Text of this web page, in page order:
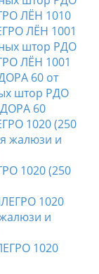
ЛЁН 1010
ЛЁН 1001
60
1020 (250
1020